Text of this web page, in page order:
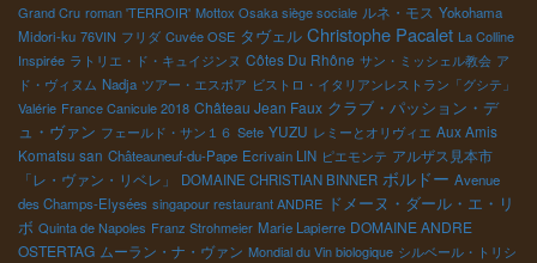
Grand Cru roman 'TERROIR' Mottox Osaka siège sociale ルネ・モス Yokohama
Midori-ku 76VIN フリダ Cuvée OSE タヴェル Christophe Pacalet La Colline
Inspirée ラトリエ・ド・キュイジンヌ Côtes Du Rhône サン・ミッシェル教会 ア
ド・ヴィヌム Nadja ツアー・エスポア ビストロ・イタリアンレストラン「グシテ」
Valérie France Canicule 2018 Château Jean Faux クラブ・パッション・デ
ュ・ヴァン フェールド・サン１６ Sete YUZU レミーとオリヴィエ Aux Amis
Komatsu san Châteauneuf-du-Pape Ecrivain LIN ピエモンテ アルザス見本市
「レ・ヴァン・リベレ」
DOMAINE CHRISTIAN BINNER ボルドー Avenue
des Champs-Elysées singapour restaurant ANDRE ドメーヌ・ダール・エ・リ
ボ Quinta de Napoles Franz Strohmeier Marie Lapierre DOMAINE ANDRE
OSTERTAG ムーラン・ナ・ヴァン Mondial du Vin biologique シルベール・トリシ